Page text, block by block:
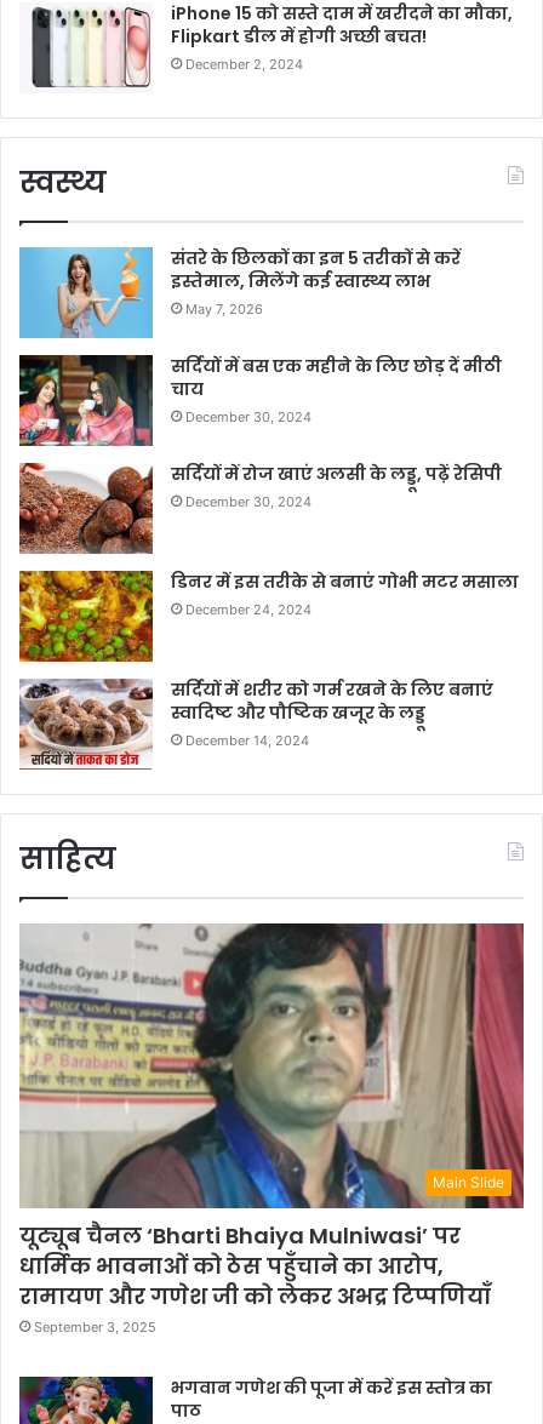
iPhone 15 को सस्ते दाम में खरीदने का मौका,
Flipkart डील में होगी अच्छी बचत!
December 2, 2024
स्वस्थ्य
संतरे के छिलकों का इन 5 तरीकों से करें
इस्तेमाल, मिलेंगे कई स्वास्थ्य लाभ
May 7, 2026
सर्दियों में बस एक महीने के लिए छोड़ दें मीठी
चाय
December 30, 2024
सर्दियों में रोज खाएं अलसी के लड्डू, पढ़ें रेसिपी
December 30, 2024
डिनर में इस तरीके से बनाएं गोभी मटर मसाला
December 24, 2024
सर्दियों में शरीर को गर्म रखने के लिए बनाएं
स्वादिष्ट और पौष्टिक खजूर के लड्डू
December 14, 2024
साहित्य
Main Slide
यूट्यूब चैनल ‘Bharti Bhaiya Mulniwasi’ पर
धार्मिक भावनाओं को ठेस पहुँचाने का आरोप,
रामायण और गणेश जी को लेकर अभद्र टिप्पणियाँ
September 3, 2025
भगवान गणेश की पूजा में करें इस स्तोत्र का
पाठ